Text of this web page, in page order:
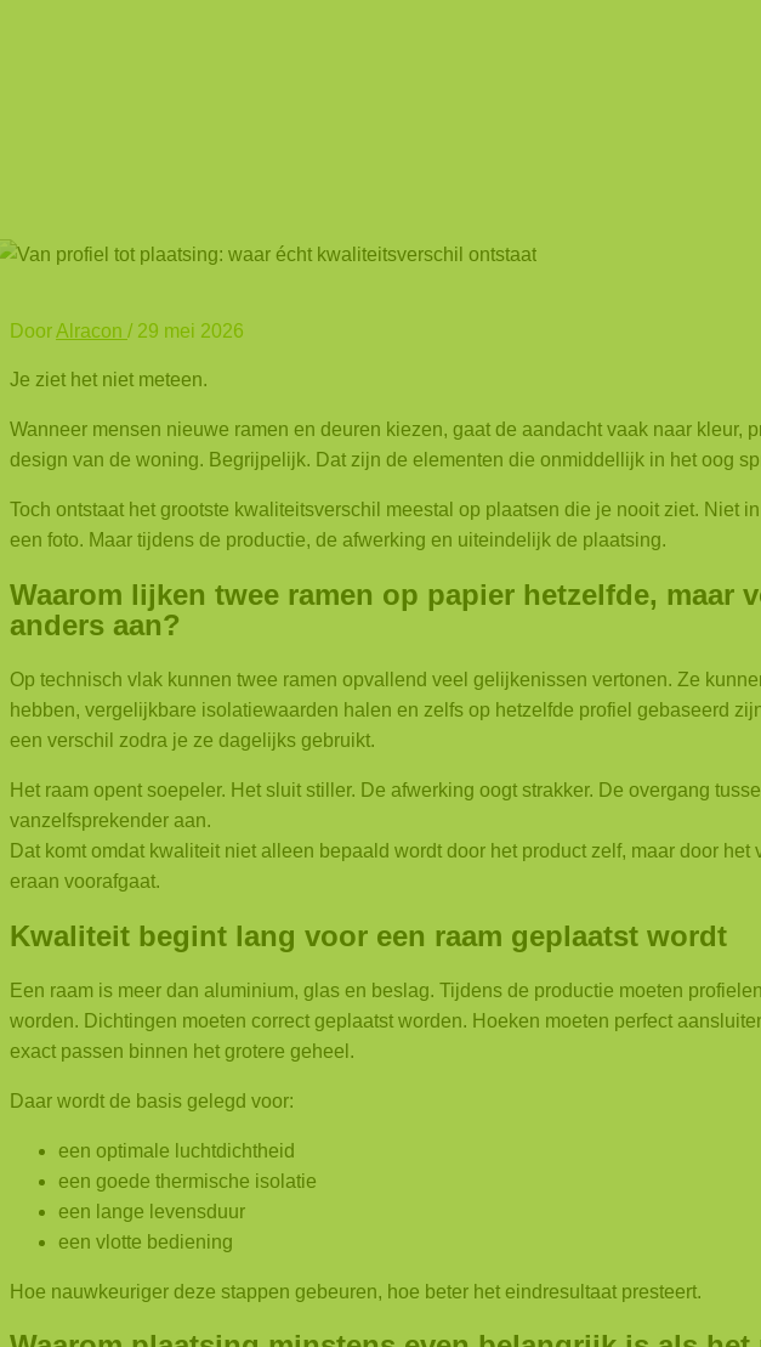
DoorAlracon / 29 mei 2026
Je ziet het niet meteen.
Wanneer mensen nieuwe ramen en deuren kiezen, gaat de aandacht vaak naar kleur,
design van de woning. Begrijpelijk. Dat zijn de elementen die onmiddellijk in het oog
Toch ontstaat het grootste kwaliteitsverschil meestal op plaatsen die je nooit ziet. Niet
een foto. Maar tijdens de productie, de afwerking en uiteindelijk de plaatsing.
Waarom lijken twee ramen op papier hetzelfde, maar
anders aan?
Op technisch vlak kunnen twee ramen opvallend veel gelijkenissen vertonen. Ze
hebben, vergelijkbare isolatiewaarden halen en zelfs op hetzelfde profiel gebaseerd
een verschil zodra je ze dagelijks gebruikt.
Het raam opent soepeler. Het sluit stiller. De afwerking oogt strakker. De overgang
vanzelfsprekender aan.
Dat komt omdat kwaliteit niet alleen bepaald wordt door het product zelf, maar door het
eraan voorafgaat.
Kwaliteit begint lang voor een raam geplaatst wordt
Een raam is meer dan aluminium, glas en beslag. Tijdens de productie moeten
worden. Dichtingen moeten correct geplaatst worden. Hoeken moeten perfect
exact passen binnen het grotere geheel.
Daar wordt de basis gelegd voor:
een optimale luchtdichtheid
een goede thermische isolatie
een lange levensduur
een vlotte bediening
Hoe nauwkeuriger deze stappen gebeuren, hoe beter het eindresultaat presteert.